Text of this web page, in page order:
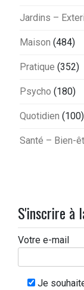
Jardins –
Maison (484)
Pratique (352)
Psycho (180)
Quotidien (100)
Santé – Bien-
S'inscrire à
Votre e-mail
Je